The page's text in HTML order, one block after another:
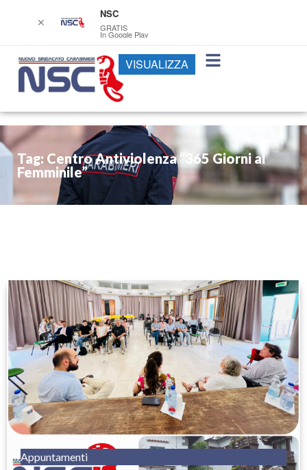
Tag: Centro Antiviolenza “365 Giorni al
Femminile”
Appuntamenti
✕
NSC
GRATIS
In Google Play
VISUALIZZA